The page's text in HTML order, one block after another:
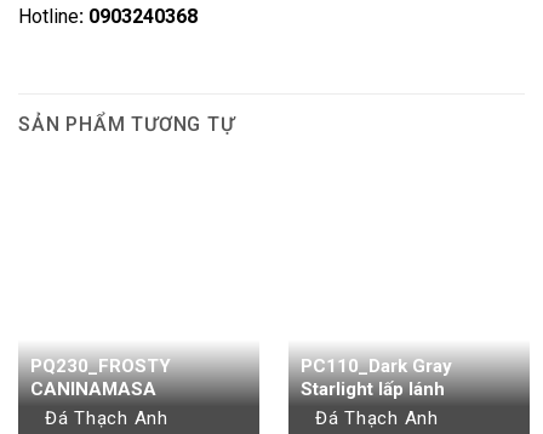
Hotline: 0903240368
SẢN PHẨM TƯƠNG TỰ
Đá Thạch Anh
PQ230_FROSTY
CANINAMASA
Đá Thạch Anh
PC110_Dark Gray
Starlight lấp lánh